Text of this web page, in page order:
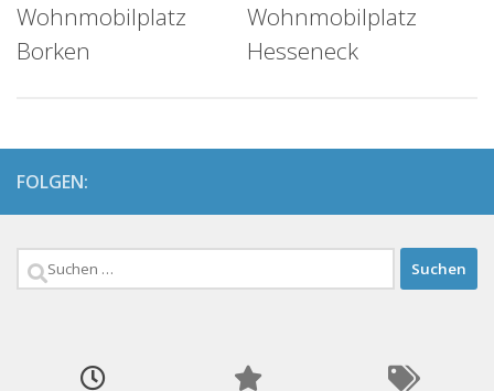
Wohnmobilplatz
Borken
Wohnmobilplatz
Hesseneck
FOLGEN:
Suchen